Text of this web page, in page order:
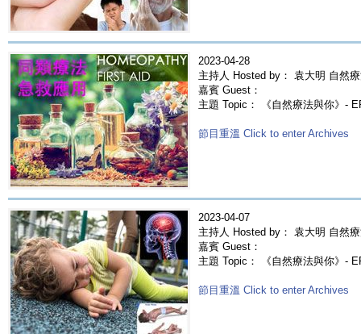
2023-04-28
主持人 Hosted by： 袁大明 自然
嘉賓 Guest：
主題 Topic： 《自然療法與你》-
節目重溫 Click to enter Archives
2023-04-07
主持人 Hosted by： 袁大明 自然
嘉賓 Guest：
主題 Topic： 《自然療法與你》-
節目重溫 Click to enter Archives